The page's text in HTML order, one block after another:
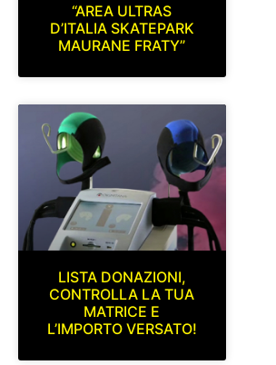
“AREA ULTRAS
D’ITALIA SKATEPARK
MAURANE FRATY”
LISTA DONAZIONI,
CONTROLLA LA TUA
MATRICE E
L’IMPORTO VERSATO!